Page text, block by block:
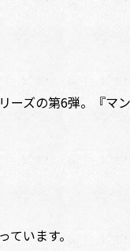
ーズの第6弾。『マ
います。